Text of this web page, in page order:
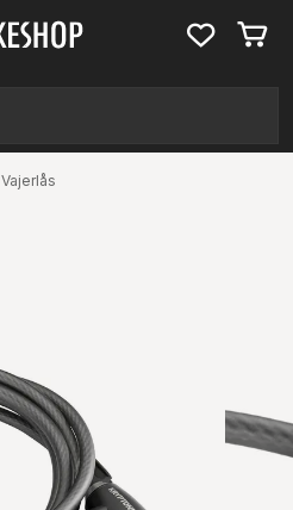
Vajerlås